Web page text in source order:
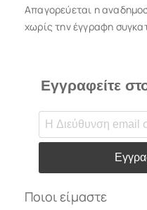
Απαγορεύεται η
χωρίς την έγγραφη
Εγγραφείτε
Ποιοι είμαστε